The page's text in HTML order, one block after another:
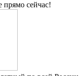
прямо сейчас!